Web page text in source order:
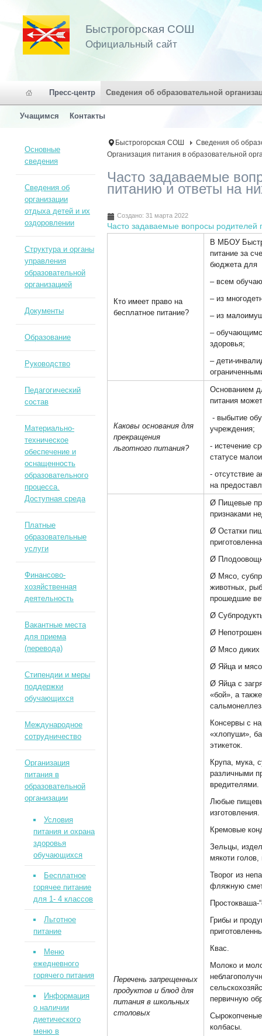
Быстрогорская СОШ
Официальный сайт
Пресс-центр Сведения об образовательной
Учащимся Контакты
Быстрогорская СОШ
Сведения об
Организация питания в образовательной
Часто задаваемые
питанию и ответы на
Создано: 31 марта 2022
Часто задаваемые вопросы родителей
Кто имеет право на
бесплатное питание?
В МБОУ
питание за
бюджета для
– всем
– из
– из
–
здоровья;
– дети-
Каковы основания для
прекращения
льготного питания?
Основанием
питания
- выбытие
учреждения;
- истечение
статусе
- отсутствие
на
Перечень запрещенных
продуктов и блюд для
питания в школьных
столовых
Ø Пищевые
признаками
Ø Остатки
Ø
Ø Мясо,
животных,
прошедшие
Ø
Ø
Ø Мясо диких
Ø Яйца и
Ø Яйца с
«бой», а
Консервы с
«хлопуши»,
этикеток.
Крупа, мука,
различными
вредителями.
Любые
изготовления.
Кремовые
Зельцы,
мякоти
Творог из
фляжную
Простокваша-
Грибы и
Квас.
Молоко и
первичную
колбасы.
Основные
сведения
Сведения об
организации
отдыха детей и их
оздоровлении
Структура и органы
управления
образовательной
организацией
Документы
Образование
Руководство
Педагогический
состав
Материально-
техническое
обеспечение и
оснащенность
образовательного
процесса.
Доступная среда
Платные
образовательные
услуги
Финансово-
хозяйственная
деятельность
Вакантные места
для приема
(перевода)
Стипендии и меры
поддержки
обучающихся
Международное
сотрудничество
Организация
питания в
образовательной
организации
Условия
питания и охрана
здоровья
обучающихся
Бесплатное
горячее питание
для 1- 4 классов
Льготное
питание
Меню
ежедневного
горячего питания
Информация
о наличии
диетического
меню в